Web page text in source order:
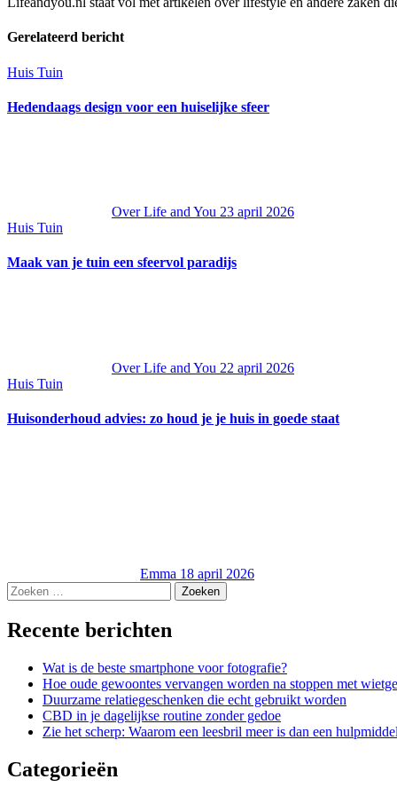
Gerelateerd bericht
Huis Tuin
Hedendaags design voor een huiselijke sfeer
Over Life and You 23 april 2026
Huis Tuin
Maak van je tuin een sfeervol paradijs
Over Life and You 22 april 2026
Huis Tuin
Huisonderhoud advies: zo houd je je huis in goede staat
Emma 18 april 2026
Zoeken
naar:
Recente berichten
Wat is de beste smartphone voor fotografie?
Hoe oude gewoontes vervangen worden na stoppen met
Duurzame relatiegeschenken die echt gebruikt worden
CBD in je dagelijkse routine zonder gedoe
Zie het scherp: Waarom een leesbril meer is dan een hulpmiddel
Categorieën